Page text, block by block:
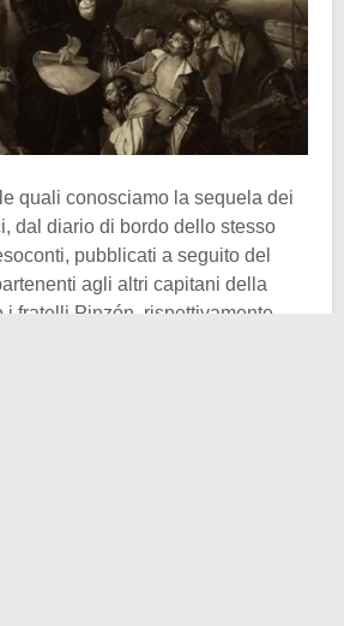
quali conosciamo la sequela dei
dal diario di bordo dello stesso
pubblicati a seguito del
agli altri capitani della
i fratelli Pinzón, rispettivamente